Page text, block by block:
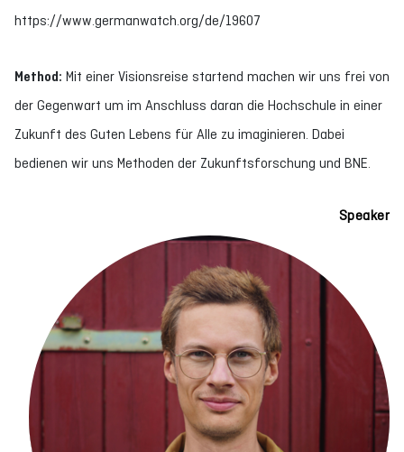
https://www.germanwatch.org/de/19607
Method: Mit einer Visionsreise startend machen wir uns frei von
der Gegenwart um im Anschluss daran die Hochschule in einer
Zukunft des Guten Lebens für Alle zu imaginieren. Dabei
bedienen wir uns Methoden der Zukunftsforschung und BNE.
Speaker